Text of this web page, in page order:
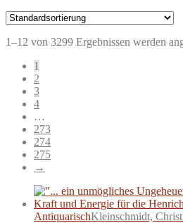
1–12 von 3299 Ergebnissen werden
1
2
3
4
…
273
274
275
→
AntiquarischKleinschmidt,